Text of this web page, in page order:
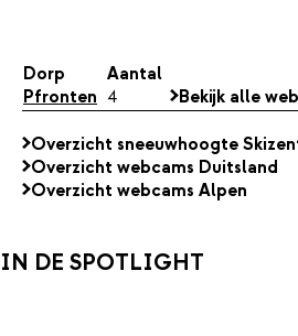
Dorp
Aantal
Pfronten 4 Bekijk alle
Overzicht sneeuwhoogte
Overzicht webcams Duitsland
Overzicht webcams Alpen
IN DE SPOTLIGHT